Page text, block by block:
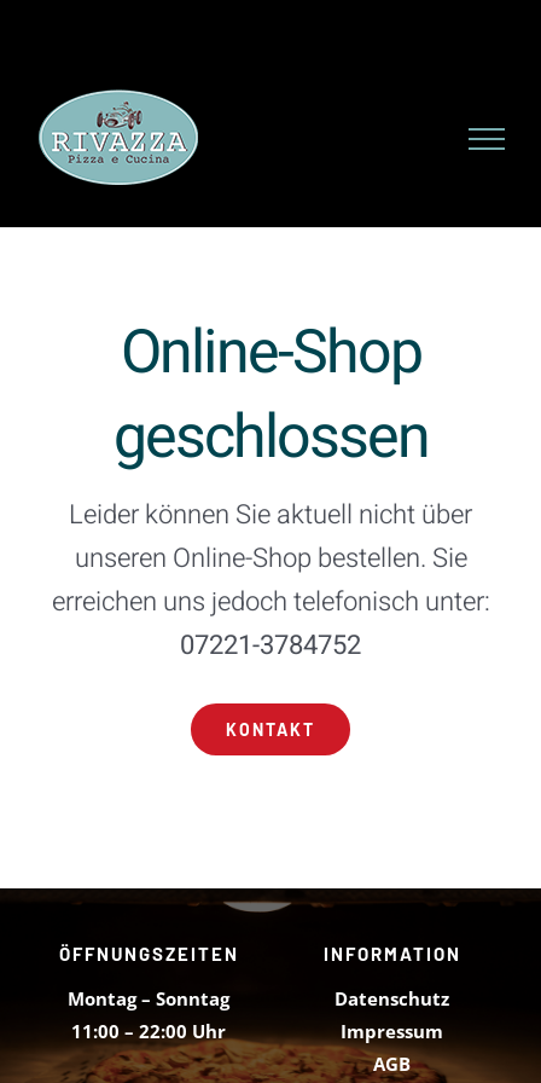
Online-Shop
geschlossen
Leider können Sie aktuell nicht über
unseren Online-Shop bestellen. Sie
erreichen uns jedoch telefonisch unter:
07221-3784752
KONTAKT
ÖFFNUNGSZEITEN
Montag – Sonntag
11:00 – 22:00 Uhr
INFORMATION
Datenschutz
Impressum
AGB